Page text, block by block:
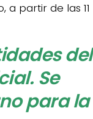
partir de las 11
del
Se
para la